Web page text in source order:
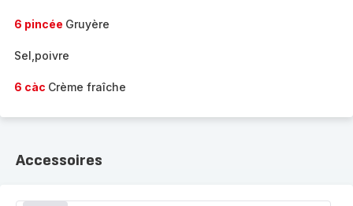
6 pincée Gruyère
Sel,poivre
6 càc Crème fraîche
Accessoires